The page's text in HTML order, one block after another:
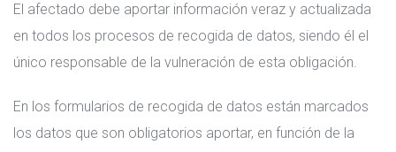
El afectado debe aportar información veraz y actualizada
en todos los procesos de recogida de datos, siendo él el
único responsable de la vulneración de esta obligación.
En los formularios de recogida de datos están marcados
los datos que son obligatorios aportar, en función de la